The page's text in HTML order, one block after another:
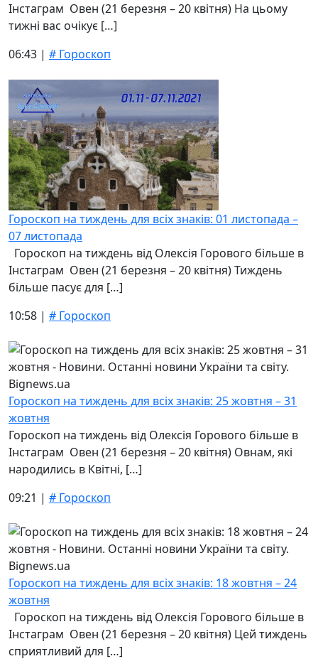
Інстаграм Овен (21 березня – 20 квітня) На цьому
тижні вас очікує […]
06:43 | # Гороскоп
Гороскоп на тиждень для всіх знаків: 01 листопада –
07 листопада
Гороскоп на тиждень від Олексія Горового більше в
Інстаграм Овен (21 березня – 20 квітня) Тиждень
більше пасує для […]
10:58 | # Гороскоп
Гороскоп на тиждень для всіх знаків: 25 жовтня – 31
жовтня
Гороскоп на тиждень від Олексія Горового більше в
Інстаграм Овен (21 березня – 20 квітня) Овнам, які
народились в Квітні, […]
09:21 | # Гороскоп
Гороскоп на тиждень для всіх знаків: 18 жовтня – 24
жовтня
Гороскоп на тиждень від Олексія Горового більше в
Інстаграм Овен (21 березня – 20 квітня) Цей тиждень
сприятливий для […]